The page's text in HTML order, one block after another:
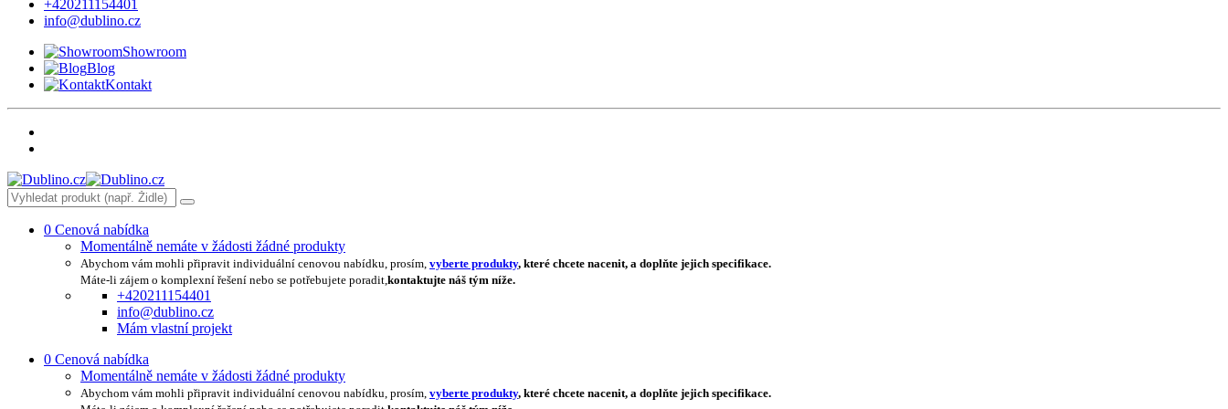
+420211154401
info@dublino.cz
Showroom
Blog
Kontakt
0 Cenová nabídka
Momentálně nemáte v žádosti žádné produkty
Abychom vám mohli připravit individuální cenovou nabídku, prosím, vyberte produkty, které chcete nacenit, a doplňte jejich specifikace.
Máte-li zájem o komplexní řešení nebo se potřebujete poradit,kontaktujte náš tým níže.
+420211154401
info@dublino.cz
Mám vlastní projekt
0 Cenová nabídka
Momentálně nemáte v žádosti žádné produkty
Abychom vám mohli připravit individuální cenovou nabídku, prosím, vyberte produkty, které chcete nacenit, a doplňte jejich specifikace.